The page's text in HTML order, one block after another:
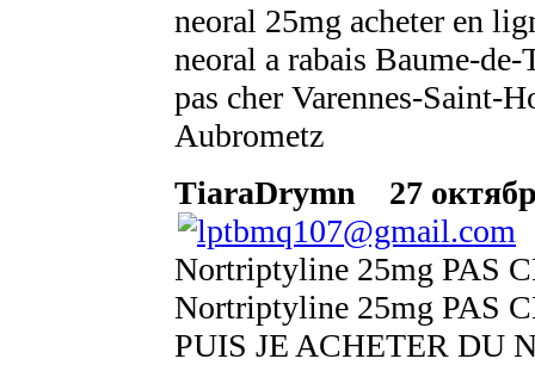
neoral 25mg acheter en
neoral a rabais Baume-
pas cher Varennes-Saint-
Aubrometz
TiaraDrymn
27
Nortriptyline 25mg PAS
Nortriptyline 25mg PAS
PUIS JE ACHETER DU